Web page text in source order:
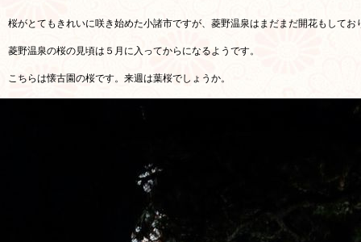
桜がとてもきれいに咲き始めた小諸市ですが、菱野温泉はまだまだ開花もしてお
菱野温泉の桜の見頃は５月に入ってからになるようです。
こちらは懐古園の桜です。来週は葉桜でしょうか。